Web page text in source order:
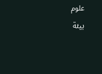
علوم
بيئة